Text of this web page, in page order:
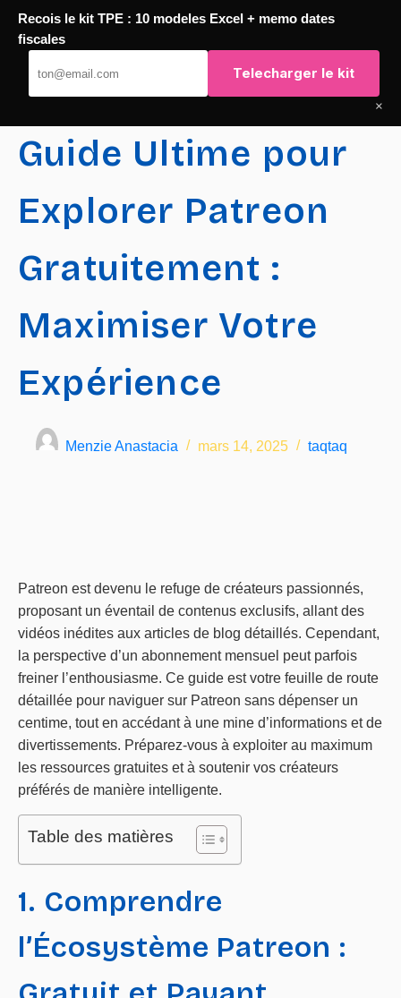
Passer
au
contenu
TaqTaq
Guide Ultime pour
Explorer Patreon
Gratuitement :
Maximiser Votre
Expérience
Menzie Anastacia mars 14, 2025 taqtaq
Patreon est devenu le refuge de créateurs passionnés,
proposant un éventail de contenus exclusifs, allant des
vidéos inédites aux articles de blog détaillés. Cependant,
la perspective d’un abonnement mensuel peut parfois
freiner l’enthousiasme. Ce guide est votre feuille de route
détaillée pour naviguer sur Patreon sans dépenser un
centime, tout en accédant à une mine d’informations et de
divertissements. Préparez-vous à exploiter au maximum
les ressources gratuites et à soutenir vos créateurs
préférés de manière intelligente.
Table des matières
1. Comprendre
l’Écosystème Patreon :
Recois le kit TPE : 10 modeles Excel + memo dates
fiscales
Telecharger le kit
×